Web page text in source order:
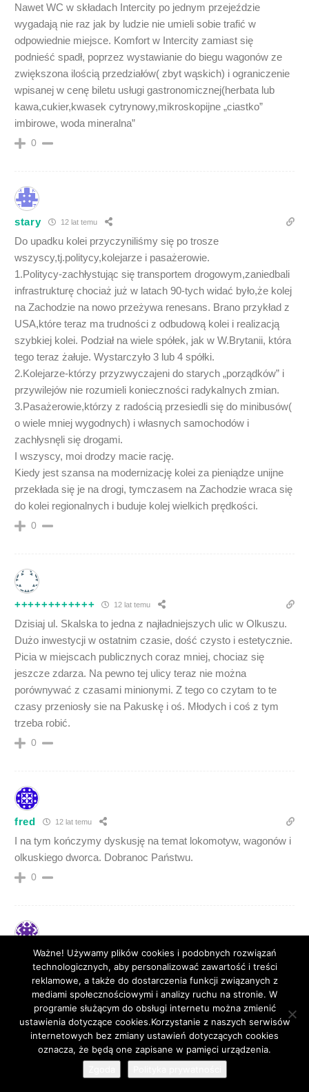
Nawet WC w składach Intercity po jednym przejeździe
wygadają nie raz jak by ludzie nie umieli sobie trafić w
odpowiednie miejsce. Komfort w Intercity zamiast się
podnieść spadł, poprzez wystawianie do biegu wagonów ze
zwiększona ilością przedziałów( zbyt wąskich) i ograniczenie
wpisanej w cenę biletu usługi gastronomicznej(herbata lub
kawa,cukier,kwasek cytrynowy,mikroskopijne „ciastko”
imbirowe, woda mineralna”
0
stary 12 lat temu
Do upadku kolei przyczyniliśmy się po trosze
wszyscy,tj.politycy,kolejarze i pasażerowie.
1.Politycy-zachłystując się transportem drogowym,zaniedbali
infrastrukturę chociaż już w latach 90-tych widać było,że kolej
na Zachodzie na nowo przeżywa renesans. Brano przykład z
USA,które teraz ma trudności z odbudową kolei i realizacją
szybkiej kolei. Podział na wiele spółek, jak w W.Brytanii, która
tego teraz żałuje. Wystarczyło 3 lub 4 spółki.
2.Kolejarze-którzy przyzwyczajeni do starych „porządków” i
przywilejów nie rozumieli konieczności radykalnych zmian.
3.Pasażerowie,którzy z radością przesiedli się do minibusów(
o wiele mniej wygodnych) i własnych samochodów i
zachłysnęli się drogami.
I wszyscy, moi drodzy macie rację.
Kiedy jest szansa na modernizację kolei za pieniądze unijne
przekłada się je na drogi, tymczasem na Zachodzie wraca się
do kolei regionalnych i buduje kolej wielkich prędkości.
0
++++++++++++ 12 lat temu
Dzisiaj ul. Skalska to jedna z najładniejszych ulic w Olkuszu.
Dużo inwestycji w ostatnim czasie, dość czysto i estetycznie.
Picia w miejscach publicznych coraz mniej, chociaz się
jeszcze zdarza. Na pewno tej ulicy teraz nie można
porównywać z czasami minionymi. Z tego co czytam to te
czasy przeniosły sie na Pakuskę i oś. Młodych i coś z tym
trzeba robić.
0
fred 12 lat temu
I na tym kończymy dyskusję na temat lokomotyw, wagonów i
olkuskiego dworca. Dobranoc Państwu.
0
Ewka 12 lat temu
[quote name=”Centr”]
Coś za dobrze jest pani zorientowana w szczegółach tego
pijackiego procederu … Ale ulica Skalska wiele tłumaczy, na
Pakusce tego nie było, przynajmniej za komuny…[/quote] to
prawda ze jestem dobrze zorientowana gdyż w
przeciwieństwie do pana mam bardzo dobrą pamięc .pisze
pan że na Pakusce pijaństwa nie było. a ja mówię że było nie
Ważne! Używamy plików cookies i podobnych rozwiązań
technologicznych, aby personalizować zawartość i treści
reklamowe, a także do dostarczenia funkcji związanych z
mediami społecznościowymi i analizy ruchu na stronie. W
programie służącym do obsługi internetu można zmienić
ustawienia dotyczące cookies.Korzystanie z naszych serwisów
internetowych bez zmiany ustawień dotyczących cookies
oznacza, że będą one zapisane w pamięci urządzenia.